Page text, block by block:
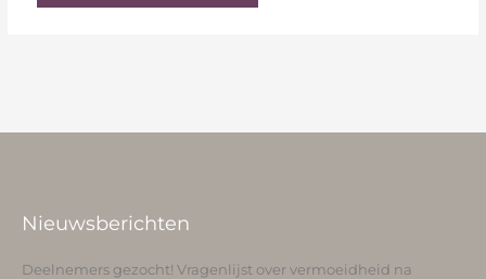
Nieuwsberichten
Deelnemers gezocht! Vragenlijst over vermoeidheid na